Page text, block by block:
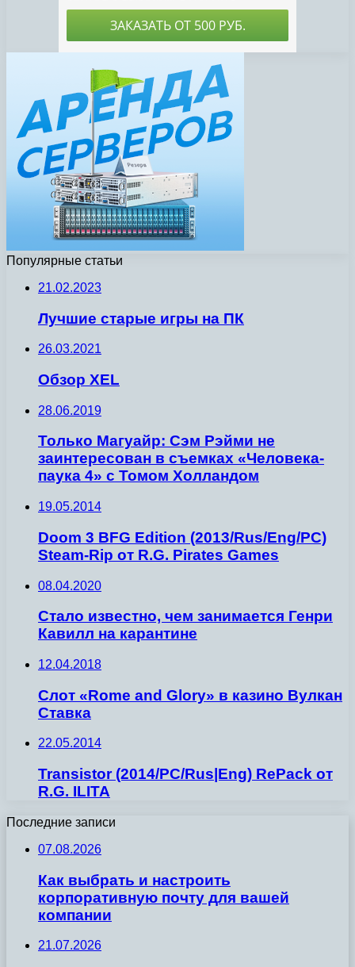
Популярные статьи
21.02.2023
Лучшие старые игры на ПК
26.03.2021
Обзор XEL
28.06.2019
Только Магуайр: Сэм Рэйми не
заинтересован в съемках «Человека-
паука 4» с Томом Холландом
19.05.2014
Doom 3 BFG Edition (2013/Rus/Eng/PC)
Steam-Rip от R.G. Pirates Games
08.04.2020
Стало известно, чем занимается Генри
Кавилл на карантине
12.04.2018
Слот «Rome and Glory» в казино Вулкан
Ставка
22.05.2014
Transistor (2014/PC/Rus|Eng) RePack от
R.G. ILITA
Последние записи
07.08.2026
Как выбрать и настроить
корпоративную почту для вашей
компании
21.07.2026